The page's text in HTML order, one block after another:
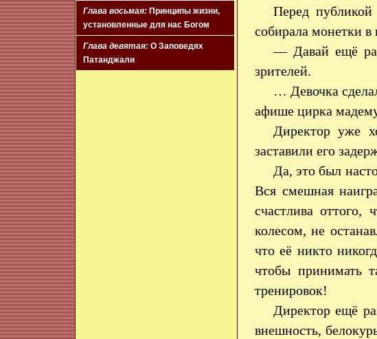
Глава восьмая: Принципы жизни,
установленные для нас Богом
Глава девятая: О Заповедях
Патанджали
Перед
собирала монетки в
— Давай ещё
зрителей.
… Девочка
афише цирка
Директор уже
заставили его
Да, это был
Вся смешная
счастлива оттого,
колесом, не
что её никто
чтобы принимать
тренировок!
Директор ещё
внешность,